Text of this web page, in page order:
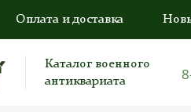
Оплата и доставка
Каталог военного
антиквариата